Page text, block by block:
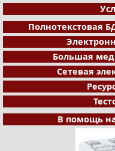
Полнотекстовая
Большая
Сетевая
В помощь